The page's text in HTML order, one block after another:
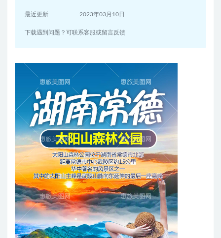
最近更新 2023年03月10日
下载遇到问题？可联系客服或留言反馈